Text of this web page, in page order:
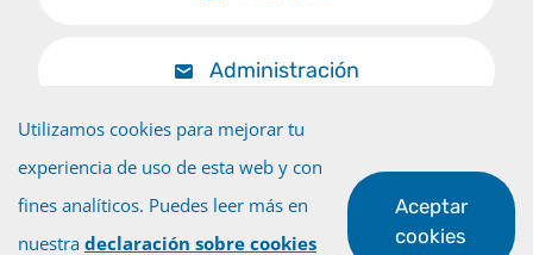
Administración
Utilizamos cookies para mejorar tu
experiencia de uso de esta web y con
fines analíticos. Puedes leer más en
nuestra declaración sobre cookies
Aceptar
cookies